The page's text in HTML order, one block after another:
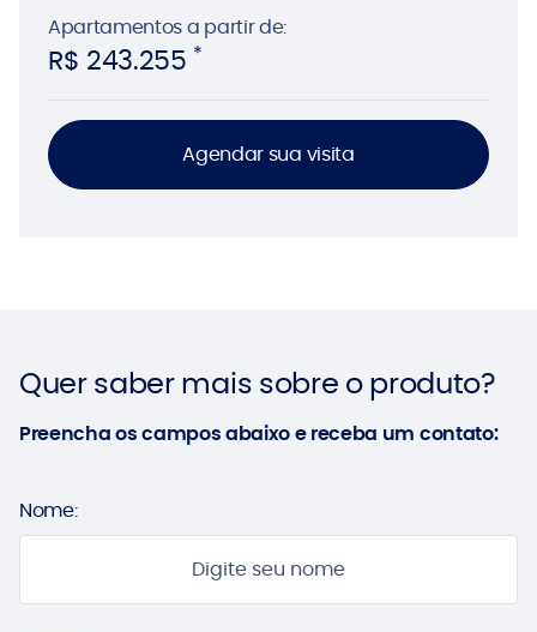
Apartamentosa partir de:
R$ 243.255 *
Agendar sua visita
Quer saber mais sobre o produto?
Preencha os campos abaixo e receba um contato:
Nome: